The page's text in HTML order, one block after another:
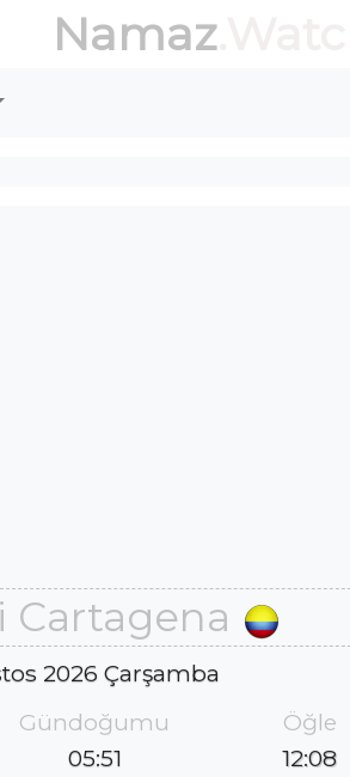
Namaz.Watch
Cartagena
2026 Çarşamba
Gündoğumu
05:51
Öğle
12:08